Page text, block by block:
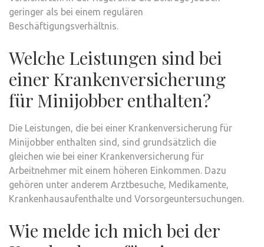
geringer als bei einem regulären
Beschäftigungsverhältnis.
Welche Leistungen sind bei
einer Krankenversicherung
für Minijobber enthalten?
Die Leistungen, die bei einer Krankenversicherung für
Minijobber enthalten sind, sind grundsätzlich die
gleichen wie bei einer Krankenversicherung für
Arbeitnehmer mit einem höheren Einkommen. Dazu
gehören unter anderem Arztbesuche, Medikamente,
Krankenhausaufenthalte und Vorsorgeuntersuchungen.
Wie melde ich mich bei der